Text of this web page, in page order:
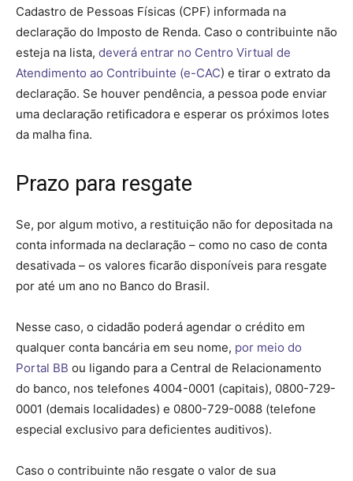
Cadastro de Pessoas Físicas (CPF) informada na
declaração do Imposto de Renda. Caso o contribuinte não
esteja na lista, deverá entrar no Centro Virtual de
Atendimento ao Contribuinte (e-CAC) e tirar o extrato da
declaração. Se houver pendência, a pessoa pode enviar
uma declaração retificadora e esperar os próximos lotes
da malha fina.
Prazo para resgate
Se, por algum motivo, a restituição não for depositada na
conta informada na declaração – como no caso de conta
desativada – os valores ficarão disponíveis para resgate
por até um ano no Banco do Brasil.
Nesse caso, o cidadão poderá agendar o crédito em
qualquer conta bancária em seu nome, por meio do
Portal BB ou ligando para a Central de Relacionamento
do banco, nos telefones 4004-0001 (capitais), 0800-729-
0001 (demais localidades) e 0800-729-0088 (telefone
especial exclusivo para deficientes auditivos).
Caso o contribuinte não resgate o valor de sua